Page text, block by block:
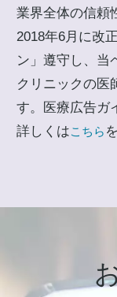
業界全体の信頼
2018年6月に改
ン」遵守し、当
クリニックの医
す。医療広告ガ
詳しくはこちら